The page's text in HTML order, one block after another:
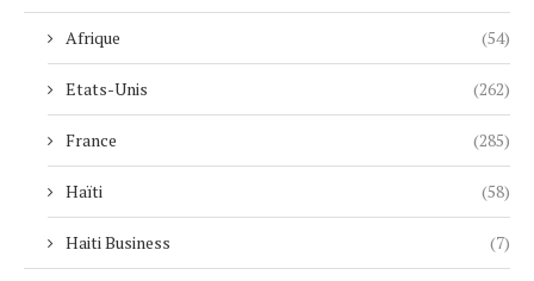
Afrique (54)
Etats-Unis (262)
France (285)
Haïti (58)
Haiti Business (7)